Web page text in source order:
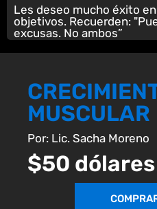
Les deseo mucho éxito
objetivos. Recuerden:
excusas. No ambos”
MUSCULAR
Por: Lic. Sacha Moreno
$50 dólares